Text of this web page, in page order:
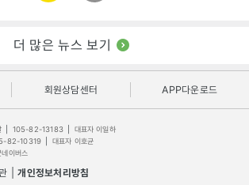
더 많은 뉴스 보기
회원상담센터 APP다운로드
105-82-13183
대표자 이일하
82-10319
대표자 이호균
이버스
개인정보처리방침